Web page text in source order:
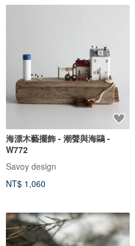
海漂木藝擺飾 - 潮聲與海鷗 -
W772
Savoy design
NT$ 1,060